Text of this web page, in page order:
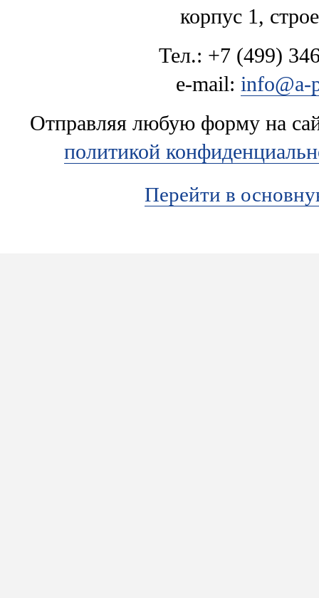
корпус 1,
Тел.: +7 (499)
e-mail: info@a-
Отправляя любую форму на
политикой
Перейти в